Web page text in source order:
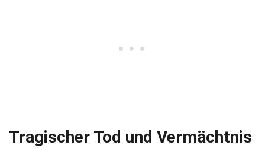
Tragischer Tod und Vermächtnis